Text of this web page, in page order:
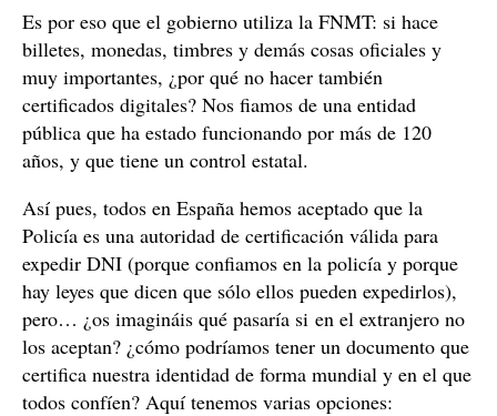
Es por eso que el gobierno utiliza la FNMT: si hace
billetes, monedas, timbres y demás cosas oficiales y
muy importantes, ¿por qué no hacer también
certificados digitales? Nos fiamos de una entidad
pública que ha estado funcionando por más de 120
años, y que tiene un control estatal.
Así pues, todos en España hemos aceptado que la
Policía es una autoridad de certificación válida para
expedir DNI (porque confiamos en la policía y porque
hay leyes que dicen que sólo ellos pueden expedirlos),
pero… ¿os imagináis qué pasaría si en el extranjero no
los aceptan? ¿cómo podríamos tener un documento que
certifica nuestra identidad de forma mundial y en el que
todos confíen? Aquí tenemos varias opciones: